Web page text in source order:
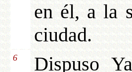
en él, a la
ciudad.
6 Dispuso